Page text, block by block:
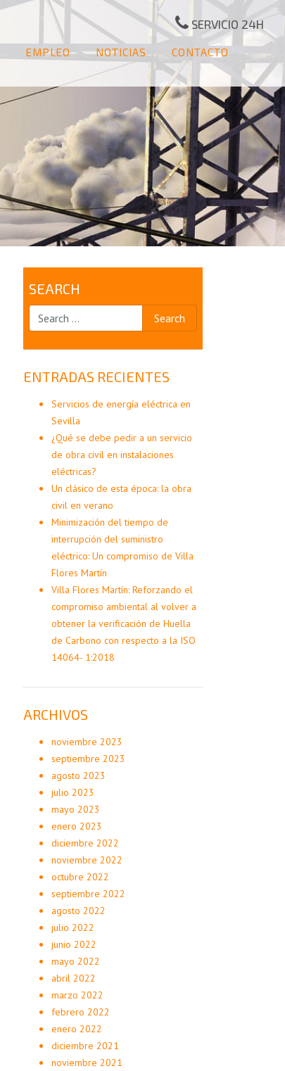
SERVICIO 24H
EMPLEO NOTICIAS CONTACTO
SEARCH
ENTRADAS RECIENTES
Servicios de energía eléctrica en
Sevilla
¿Qué se debe pedir a un servicio
de obra civil en instalaciones
eléctricas?
Un clásico de esta época: la obra
civil en verano
Minimización del tiempo de
interrupción del suministro
eléctrico: Un compromiso de Villa
Flores Martín
Villa Flores Martín: Reforzando el
compromiso ambiental al volver a
obtener la verificación de Huella
de Carbono con respecto a la ISO
14064- 1:2018
ARCHIVOS
noviembre 2023
septiembre 2023
agosto 2023
julio 2023
mayo 2023
enero 2023
diciembre 2022
noviembre 2022
octubre 2022
septiembre 2022
agosto 2022
julio 2022
junio 2022
mayo 2022
abril 2022
marzo 2022
febrero 2022
enero 2022
diciembre 2021
noviembre 2021